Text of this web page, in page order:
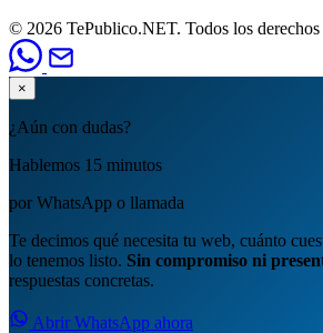
© 2026 TePublico.NET. Todos los derechos
×
¿Aún con dudas?
Hablemos 15 minutos
por WhatsApp o llamada
Te decimos qué necesita tu web, cuánto
lo tenemos listo. Sin compromiso ni
respuestas concretas.
Abrir WhatsApp ahora